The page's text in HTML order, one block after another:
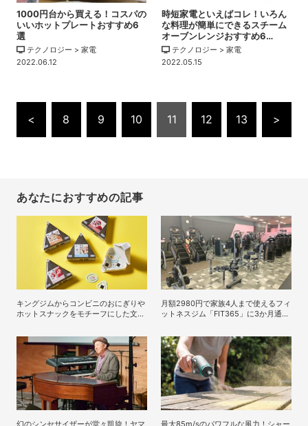
1000円台から買える！コスパの
いいホットプレートおすすめ6
選
テクノロジー > 家電
2022.06.12
時短家電といえばコレ！いろん
な料理が簡単にできるスチーム
オーブンレンジおすすめ6…
テクノロジー > 家電
2022.05.15
< 8 9 10 11 12 13 >
あなたにおすすめの記事
キングジムからコンビニのおにぎりや
ホットスナックをモチーフにした文房
月額2980円で家族4人まで使えるフィ
ットネスジム「FIT365」に3か月通っ
幻のシンセサイザーが堂々凱旋！ヤマ
最大85m/sのパワフルな風力！シャー